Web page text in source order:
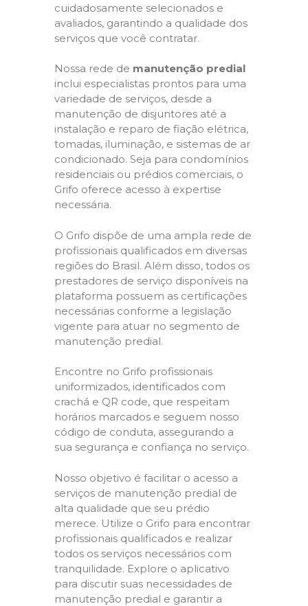
cuidadosamente selecionados e
avaliados, garantindo a qualidade dos
serviços que você contratar.
Nossa rede de manutenção predial
inclui especialistas prontos para uma
variedade de serviços, desde a
manutenção de disjuntores até a
instalação e reparo de fiação elétrica,
tomadas, iluminação, e sistemas de ar
condicionado. Seja para condomínios
residenciais ou prédios comerciais, o
Grifo oferece acesso à expertise
necessária.
O Grifo dispõe de uma ampla rede de
profissionais qualificados em diversas
regiões do Brasil. Além disso, todos os
prestadores de serviço disponíveis na
plataforma possuem as certificações
necessárias conforme a legislação
vigente para atuar no segmento de
manutenção predial.
Encontre no Grifo profissionais
uniformizados, identificados com
crachá e QR code, que respeitam
horários marcados e seguem nosso
código de conduta, assegurando a
sua segurança e confiança no serviço.
Nosso objetivo é facilitar o acesso a
serviços de manutenção predial de
alta qualidade que seu prédio
merece. Utilize o Grifo para encontrar
profissionais qualificados e realizar
todos os serviços necessários com
tranquilidade. Explore o aplicativo
para discutir suas necessidades de
manutenção predial e garantir a